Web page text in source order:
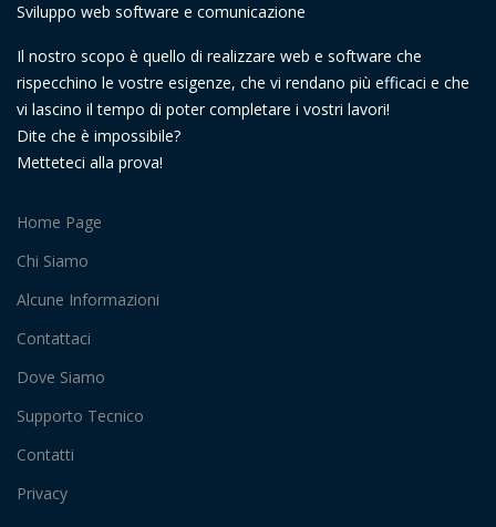
Sviluppo web software e comunicazione
Il nostro scopo è quello di realizzare web e software che
rispecchino le vostre esigenze, che vi rendano più efficaci e che
vi lascino il tempo di poter completare i vostri lavori!
Dite che è impossibile?
Metteteci alla prova!
Home Page
Chi Siamo
Alcune Informazioni
Contattaci
Dove Siamo
Supporto Tecnico
Contatti
Privacy